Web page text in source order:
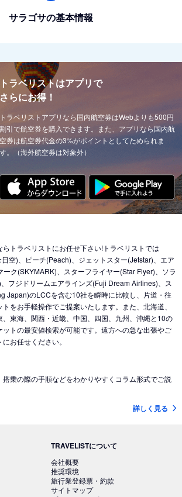
サラゴサの基本情報
トラベリストはアプリで
さらにお得！
トラベリストアプリなら国内航空券はWebよりも500円
割引で航空券を購入できます。また、アプリなら国内航
空券は航空券代金の3%がポイントとしてためられま
す。（海外航空券は対象外）
トラベリストにお任せ下さい!トラベリストでは
空)、ピーチ(Peach)、ジェットスター(Jetstar)、エア
ーク(SKYMARK)、スターフライヤー(Star Flyer)、ソラ
フジドリームエアラインズ(Fuji Dream Airlines)、ス
Japan)のLCCを含む10社を瞬時に比較し、片道・往
をお手軽操作でご提案いたします。また、北海道、
東海、関西・近畿、中国、四国、九州、沖縄と10の
トの最安値検索が可能です。遠方への急な出張やご
お任せください。
乗の際の手順などをわかりやすくコラム形式でご説
詳しく見る
TRAVELISTについて
会社概要
推奨環境
旅行業登録票・約款
サイトマップ